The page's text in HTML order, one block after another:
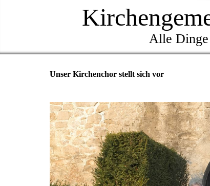
Alle Dinge
Unser Kirchenchor stellt sich vor